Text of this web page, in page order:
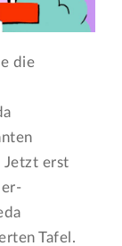
die
erst
Tafel.